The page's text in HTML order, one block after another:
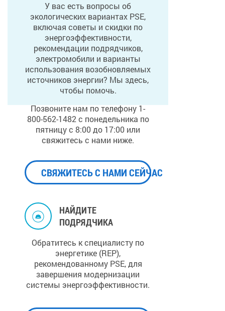
У вас есть вопросы об
экологических вариантах PSE,
включая советы и скидки по
энергоэффективности,
рекомендации подрядчиков,
электромобили и варианты
использования возобновляемых
источников энергии? Мы здесь,
чтобы помочь.
Позвоните нам по телефону 1-
800-562-1482 с понедельника по
пятницу с 8:00 до 17:00 или
свяжитесь с нами ниже.
СВЯЖИТЕСЬ С НАМИ СЕЙЧАС
НАЙДИТЕ
ПОДРЯДЧИКА
Обратитесь к специалисту по
энергетике (REP),
рекомендованному PSE, для
завершения модернизации
системы энергоэффективности.